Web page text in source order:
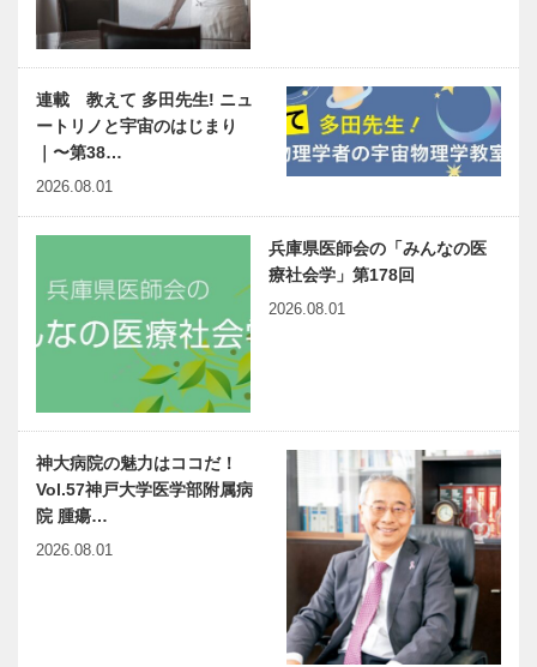
連載 教えて 多田先生! ニュ
ートリノと宇宙のはじまり
｜〜第38…
2026.08.01
兵庫県医師会の「みんなの医
療社会学」第178回
2026.08.01
神大病院の魅力はココだ！
Vol.57神戸大学医学部附属病
院 腫瘍…
2026.08.01